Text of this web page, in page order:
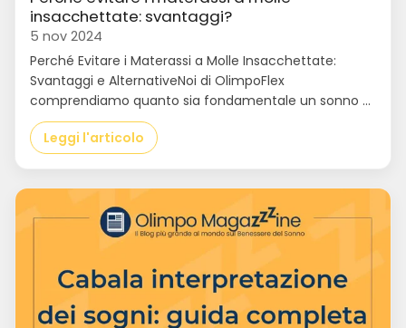
insacchettate: svantaggi?
5 nov 2024
Perché Evitare i Materassi a Molle Insacchettate:
Svantaggi e AlternativeNoi di OlimpoFlex
comprendiamo quanto sia fondamentale un sonno ...
Leggi l'articolo